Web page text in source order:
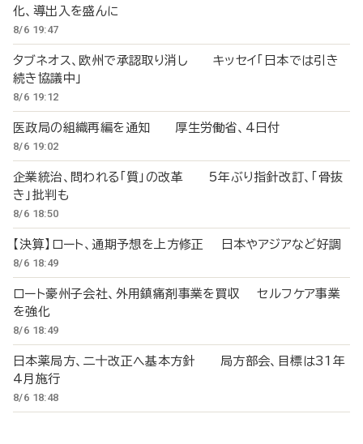
化、導出入を盛んに
8/6 19:47
タブネオス、欧州で承認取り消し キッセイ「日本では引き
続き協議中」
8/6 19:12
医政局の組織再編を通知 厚生労働省、4日付
8/6 19:02
企業統治、問われる「質」の改革 5年ぶり指針改訂、「骨抜
き」批判も
8/6 18:50
【決算】ロート、通期予想を上方修正 日本やアジアなど好調
8/6 18:49
ロート豪州子会社、外用鎮痛剤事業を買収 セルフケア事業
を強化
8/6 18:49
日本薬局方、二十改正へ基本方針 局方部会、目標は31年
4月施行
8/6 18:48